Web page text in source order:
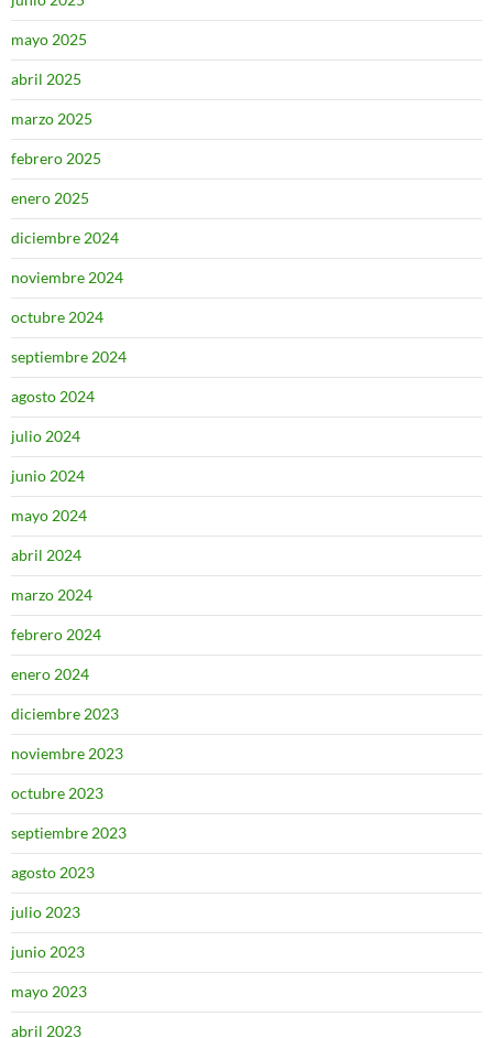
mayo 2025
abril 2025
marzo 2025
febrero 2025
enero 2025
diciembre 2024
noviembre 2024
octubre 2024
septiembre 2024
agosto 2024
julio 2024
junio 2024
mayo 2024
abril 2024
marzo 2024
febrero 2024
enero 2024
diciembre 2023
noviembre 2023
octubre 2023
septiembre 2023
agosto 2023
julio 2023
junio 2023
mayo 2023
abril 2023